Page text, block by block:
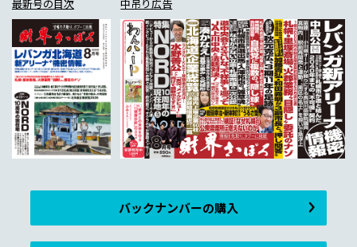
最新号の目次 中吊り広告
バックナンバーの購入